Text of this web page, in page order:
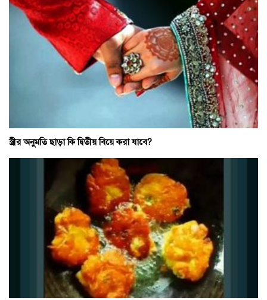
স্ত্রীর অনুমতি ছাড়া কি দ্বিতীয় বিয়ে করা যাবে?